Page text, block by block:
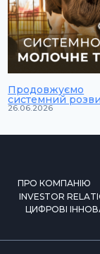
Продовжуємо
системний
26.06.2026
ПРО КОМПАНІЮ
INVESTOR
ЦИФРОВІ